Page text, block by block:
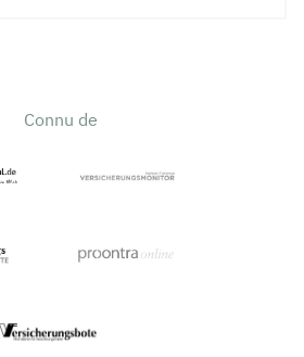
Connu de